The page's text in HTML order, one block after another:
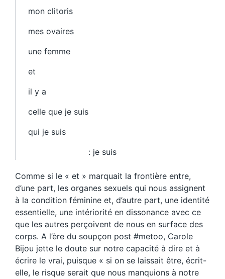
mon clitoris
mes ovaires
une femme
et
il y a
celle que je suis
qui je suis
: je suis
Comme si le « et » marquait la frontière entre,
d’une part, les organes sexuels qui nous assignent
à la condition féminine et, d’autre part, une identité
essentielle, une intériorité en dissonance avec ce
que les autres perçoivent de nous en surface des
corps. A l’ère du soupçon post #metoo, Carole
Bijou jette le doute sur notre capacité à dire et à
écrire le vrai, puisque « si on se laissait être, écrit-
elle, le risque serait que nous manquions à notre